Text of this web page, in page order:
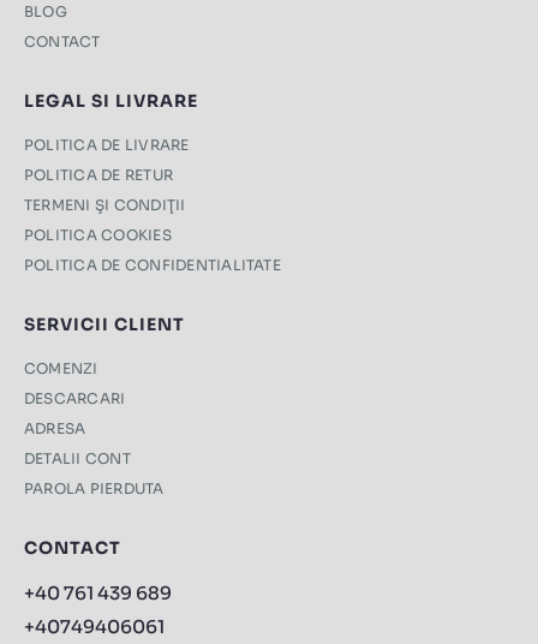
BLOG
CONTACT
LEGAL SI LIVRARE
POLITICA DE LIVRARE
POLITICA DE RETUR
TERMENI ŞI CONDIŢII
POLITICA COOKIES
POLITICA DE CONFIDENTIALITATE
SERVICII CLIENT
COMENZI
DESCARCARI
ADRESA
DETALII CONT
PAROLA PIERDUTA
CONTACT
+40 761 439 689
+40749406061